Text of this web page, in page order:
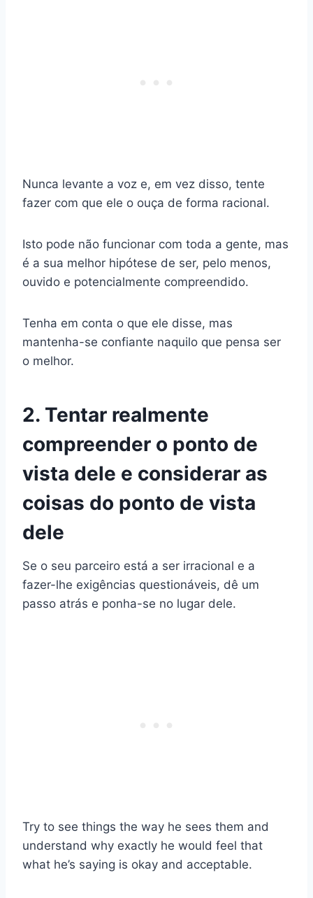
Nunca levante a voz e, em vez disso, tente
fazer com que ele o ouça de forma racional.
Isto pode não funcionar com toda a gente, mas
é a sua melhor hipótese de ser, pelo menos,
ouvido e potencialmente compreendido.
Tenha em conta o que ele disse, mas
mantenha-se confiante naquilo que pensa ser
o melhor.
2. Tentar realmente
compreender o ponto de
vista dele e considerar as
coisas do ponto de vista
dele
Se o seu parceiro está a ser irracional e a
fazer-lhe exigências questionáveis, dê um
passo atrás e ponha-se no lugar dele.
Try to see things the way he sees them and
understand why exactly he would feel that
what he’s saying is okay and acceptable.